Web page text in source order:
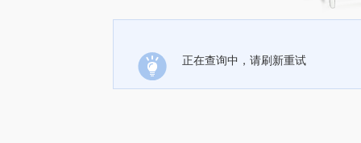
正在查询中，请刷新重试